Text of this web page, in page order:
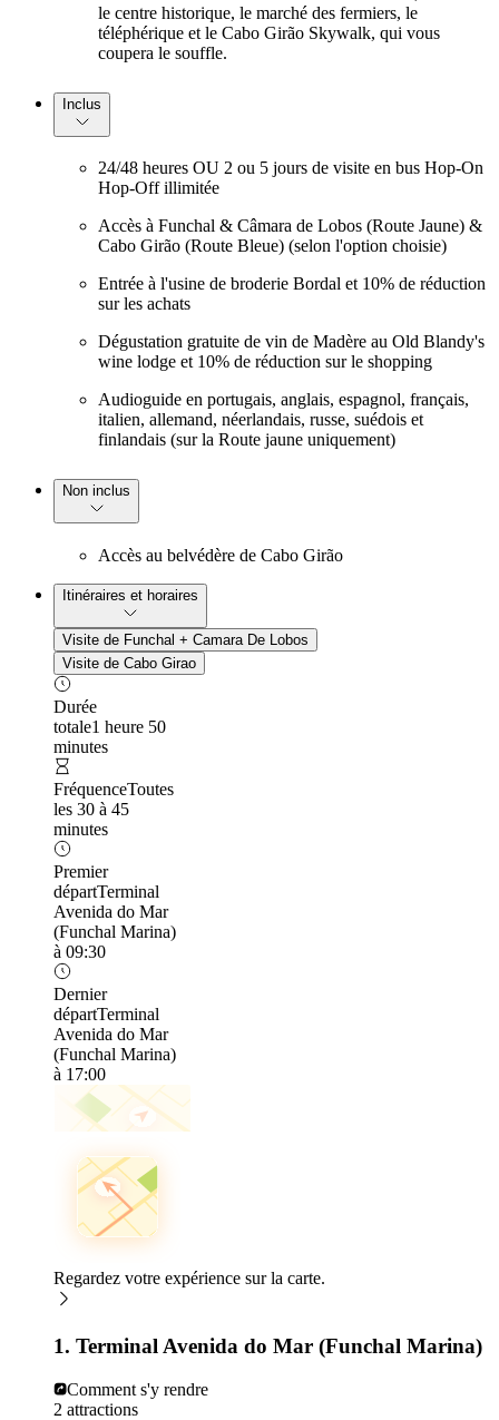
le centre historique, le marché des fermiers, le
téléphérique et le Cabo Girão Skywalk, qui vous
coupera le souffle.
Inclus
24/48 heures OU 2 ou 5 jours de visite en bus Hop-On
Hop-Off illimitée
Accès à Funchal & Câmara de Lobos (Route Jaune) &
Cabo Girão (Route Bleue) (selon l'option choisie)
Entrée à l'usine de broderie Bordal et 10% de réduction
sur les achats
Dégustation gratuite de vin de Madère au Old Blandy's
wine lodge et 10% de réduction sur le shopping
Audioguide en portugais, anglais, espagnol, français,
italien, allemand, néerlandais, russe, suédois et
finlandais (sur la Route jaune uniquement)
Non inclus
Accès au belvédère de Cabo Girão
Itinéraires et horaires
Visite de Funchal + Camara De Lobos
Visite de Cabo Girao
Durée
totale1 heure 50
minutes
FréquenceToutes
les 30 à 45
minutes
Premier
départTerminal
Avenida do Mar
(Funchal Marina)
à 09:30
Dernier
départTerminal
Avenida do Mar
(Funchal Marina)
à 17:00
Regardez votre expérience sur la carte.
1. Terminal Avenida do Mar (Funchal Marina)
Comment s'y rendre
2 attractions